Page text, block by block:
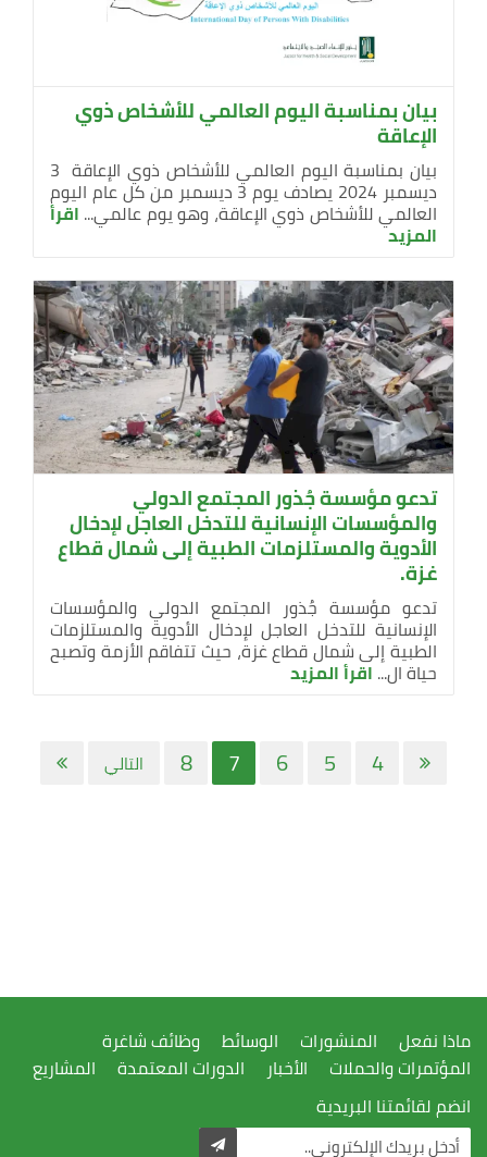
بيان بمناسبة اليوم العالمي للأشخاص ذوي
الإعاقة
بيان بمناسبة اليوم العالمي للأشخاص ذوي الإعاقة 3
ديسمبر 2024 يصادف يوم 3 ديسمبر من كل عام اليوم
العالمي للأشخاص ذوي الإعاقة، وهو يوم عالمي... اقرأ
المزيد
تدعو مؤسسة جُذور المجتمع الدولي
والمؤسسات الإنسانية للتدخل العاجل لإدخال
الأدوية والمستلزمات الطبية إلى شمال قطاع
غزة.
تدعو مؤسسة جُذور المجتمع الدولي والمؤسسات
الإنسانية للتدخل العاجل لإدخال الأدوية والمستلزمات
الطبية إلى شمال قطاع غزة، حيث تتفاقم الأزمة وتصبح
حياة ال... اقرأ المزيد
4
5
6
7
8 التالي
ماذا نفعل المنشورات الوسائط
وظائف شاغرة
المؤتمرات والحملات
الأخبار الدورات المعتمدة
المشاريع
انضم لقائمتنا البريدية